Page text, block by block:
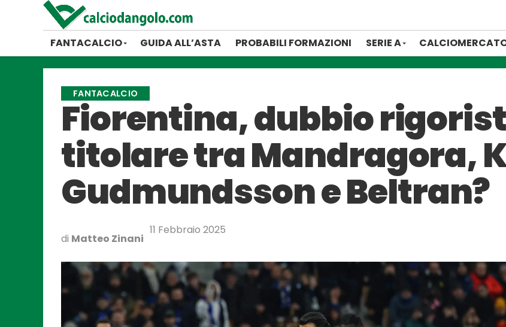
FANTACALCIO GUIDA ALL’ASTA PROBABILI FORMAZIONI SERIE A
FANTACALCIO
Fiorentina, dubbio
titolare tra Mandragora,
Gudmundsson e Beltran?
di Matteo Zinani
11 Febbraio 2025